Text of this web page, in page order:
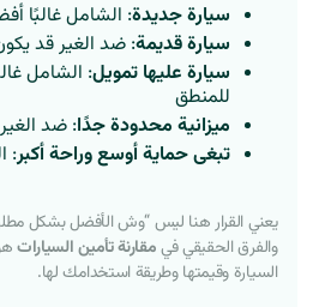
سيارة جديدة: الشامل غالبًا
سيارة قديمة: ضد الغير قد
سيارة عليها تمويل: الشامل
للمنطق
ميزانية محدودة جدًا: ضد
تبغى حماية أوسع وراحة أكبر:
يعني القرار هنا ليس “وش الأفضل بشكل
والفرق الحقيقي فيمقارنة تأمين السيارات
السيارة وقيمتها وطريقة استخدامك لها.